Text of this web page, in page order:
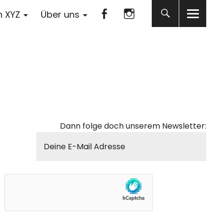
Über uns
FacebookInstagram
Dann folge doch unserem Newsletter: